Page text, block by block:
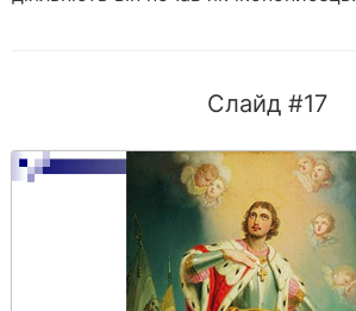
Слайд #17